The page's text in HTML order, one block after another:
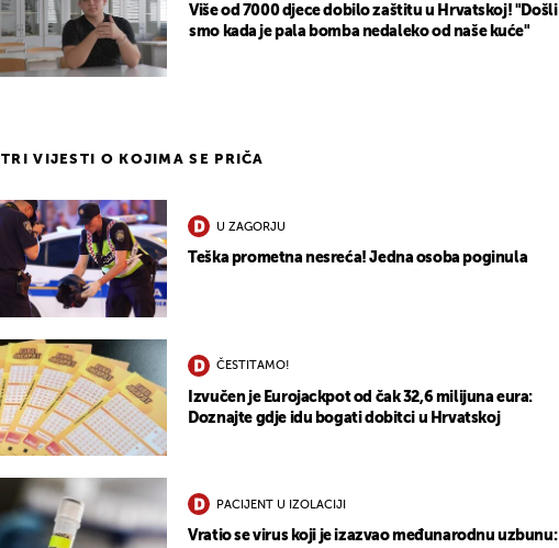
Više od 7000 djece dobilo zaštitu u Hrvatskoj! "Došli
smo kada je pala bomba nedaleko od naše kuće"
TRI VIJESTI O KOJIMA SE PRIČA
U ZAGORJU
Teška prometna nesreća! Jedna osoba poginula
ČESTITAMO!
Izvučen je Eurojackpot od čak 32,6 milijuna eura:
Doznajte gdje idu bogati dobitci u Hrvatskoj
PACIJENT U IZOLACIJI
Vratio se virus koji je izazvao međunarodnu uzbunu: